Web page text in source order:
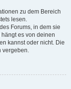
zu dem Bereich
lesen.
Forums, in dem sie
es von deinen
kannst oder nicht. Die
vergeben.